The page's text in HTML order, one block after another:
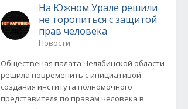
На Южном Урале решили
не торопиться с защитой
прав человека
Новости
Общественая палата Челябинской области
решила повременить с инициативой
создания института полномочного
представителя по правам человека в